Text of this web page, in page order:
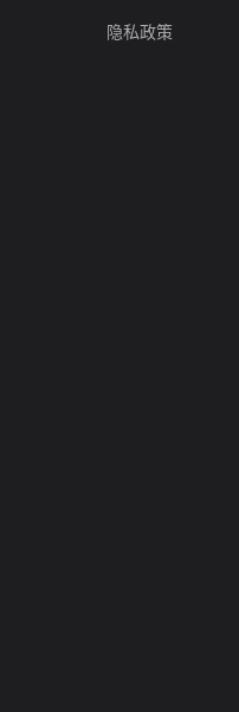
隐私政策